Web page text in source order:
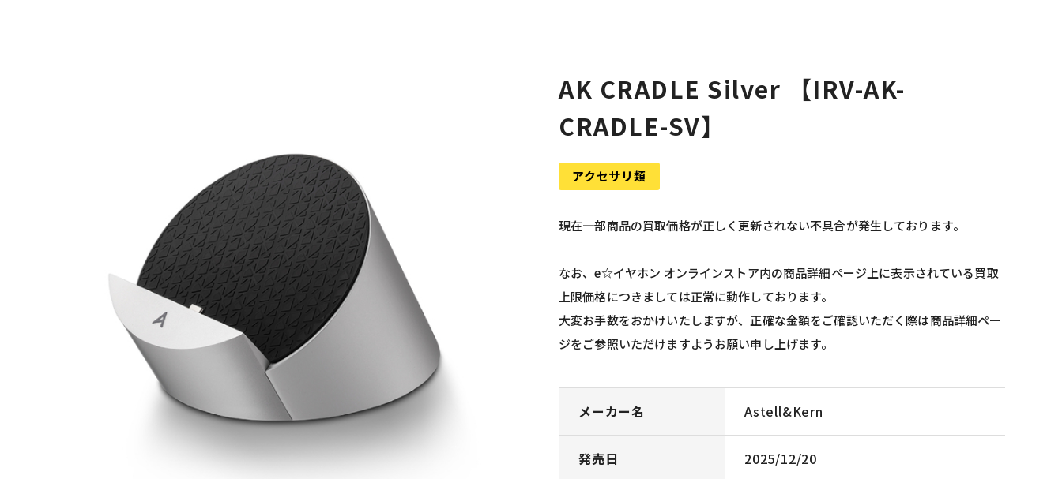
AK CRADLE Silver 【IRV-AK-
CRADLE-SV】
アクセサリ類
現在一部商品の買取価格が正しく更新されない不具合が発生しております。
なお、e☆イヤホン オンラインストア内の商品詳細ページ上に表示されている買取
上限価格につきましては正常に動作しております。
大変お手数をおかけいたしますが、正確な金額をご確認いただく際は商品詳細ペー
ジをご参照いただけますようお願い申し上げます。
メーカー名 Astell&Kern
発売日 2025/12/20